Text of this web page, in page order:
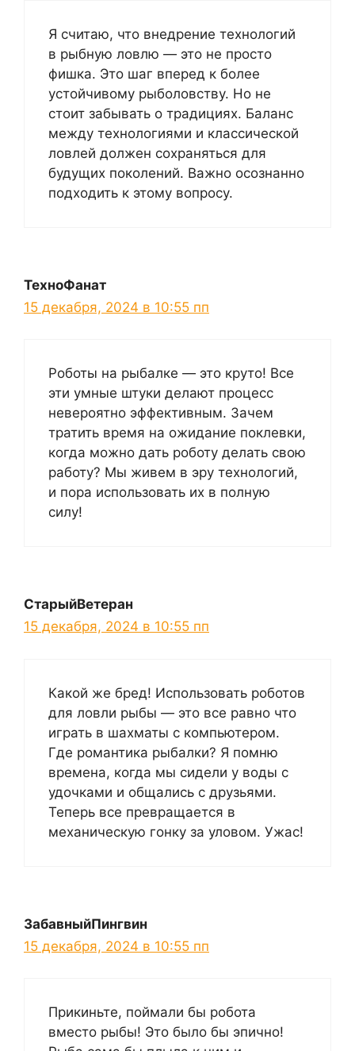
Я считаю, что внедрение технологий
в рыбную ловлю — это не просто
фишка. Это шаг вперед к более
устойчивому рыболовству. Но не
стоит забывать о традициях. Баланс
между технологиями и классической
ловлей должен сохраняться для
будущих поколений. Важно осознанно
подходить к этому вопросу.
ТехноФанат
15 декабря, 2024 в 10:55 пп
Роботы на рыбалке — это круто! Все
эти умные штуки делают процесс
невероятно эффективным. Зачем
тратить время на ожидание поклевки,
когда можно дать роботу делать свою
работу? Мы живем в эру технологий,
и пора использовать их в полную
силу!
СтарыйВетеран
15 декабря, 2024 в 10:55 пп
Какой же бред! Использовать роботов
для ловли рыбы — это все равно что
играть в шахматы с компьютером.
Где романтика рыбалки? Я помню
времена, когда мы сидели у воды с
удочками и общались с друзьями.
Теперь все превращается в
механическую гонку за уловом. Ужас!
ЗабавныйПингвин
15 декабря, 2024 в 10:55 пп
Прикиньте, поймали бы робота
вместо рыбы! Это было бы эпично!